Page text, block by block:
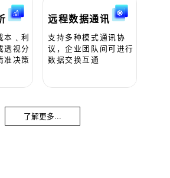
﹑利
透视分
准决策
远程数据通讯
支持多种模式通讯协
议，企业团队间可进行
数据交换互通
了解更多...